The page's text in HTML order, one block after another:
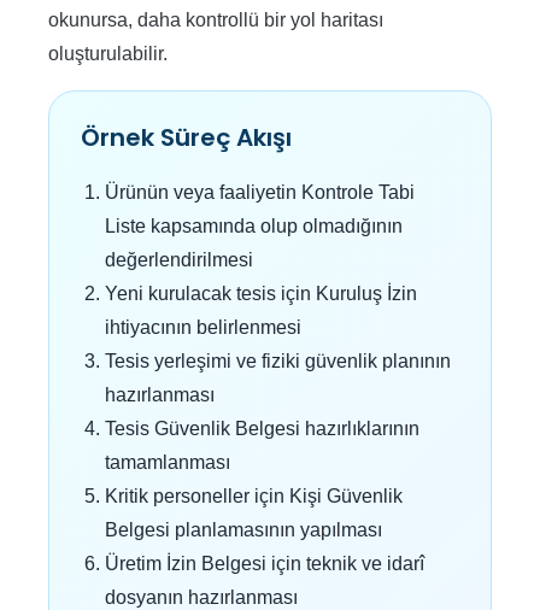
okunursa, daha kontrollü bir yol haritası
oluşturulabilir.
Örnek Süreç Akışı
Ürünün veya faaliyetin Kontrole Tabi
Liste kapsamında olup olmadığının
değerlendirilmesi
Yeni kurulacak tesis için Kuruluş İzin
ihtiyacının belirlenmesi
Tesis yerleşimi ve fiziki güvenlik planının
hazırlanması
Tesis Güvenlik Belgesi hazırlıklarının
tamamlanması
Kritik personeller için Kişi Güvenlik
Belgesi planlamasının yapılması
Üretim İzin Belgesi için teknik ve idarî
dosyanın hazırlanması
YBS Destek
Genellikle birkaç dakika içinde yanıtlıyoruz